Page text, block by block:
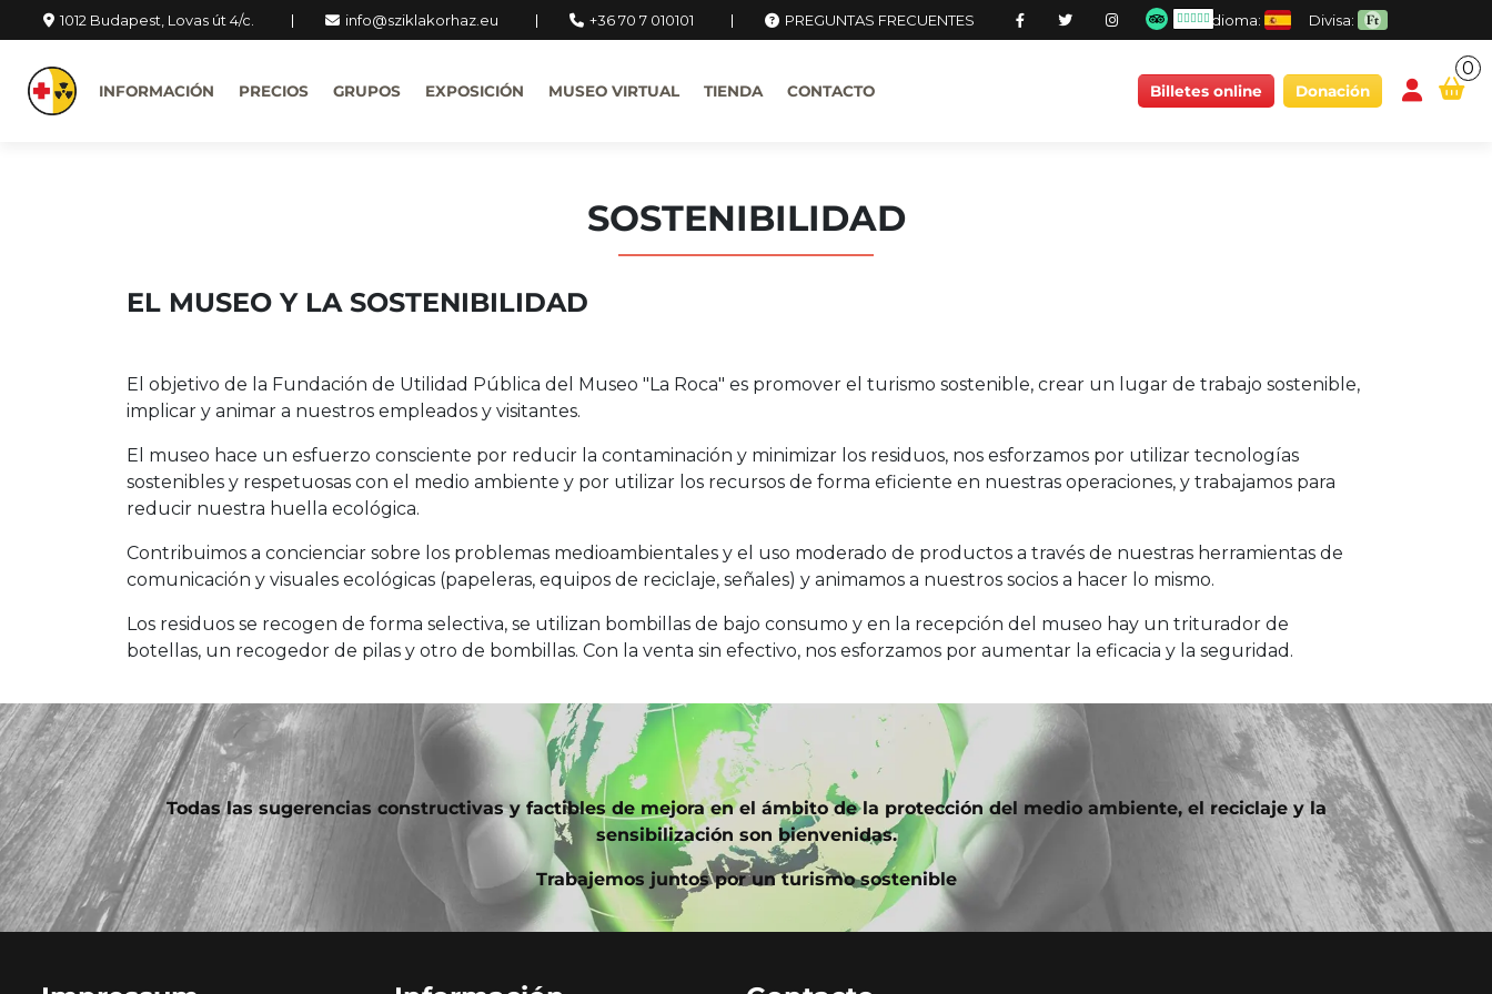
1012 Budapest, Lovas út 4/c. info@sziklakorhaz.eu +36 70 7 010101 PREGUNTAS FRECUENTES Idioma: Divisa:
INFORMACIÓN PRECIOS GRUPOS EXPOSICIÓN MUSEO VIRTUAL TIENDA CONTACTO Billetes online Donación
0
SOSTENIBILIDAD
EL MUSEO Y LA SOSTENIBILIDAD
El objetivo de la Fundación de Utilidad Pública del Museo "La Roca" es promover el turismo sostenible, crear un lugar de trabajo sostenible,
implicar y animar a nuestros empleados y visitantes.
El museo hace un esfuerzo consciente por reducir la contaminación y minimizar los residuos, nos esforzamos por utilizar tecnologías
sostenibles y respetuosas con el medio ambiente y por utilizar los recursos de forma eficiente en nuestras operaciones, y trabajamos para
reducir nuestra huella ecológica.
Contribuimos a concienciar sobre los problemas medioambientales y el uso moderado de productos a través de nuestras herramientas de
comunicación y visuales ecológicas (papeleras, equipos de reciclaje, señales) y animamos a nuestros socios a hacer lo mismo.
Los residuos se recogen de forma selectiva, se utilizan bombillas de bajo consumo y en la recepción del museo hay un triturador de
botellas, un recogedor de pilas y otro de bombillas. Con la venta sin efectivo, nos esforzamos por aumentar la eficacia y la seguridad.
Todas las sugerencias constructivas y factibles de mejora en el ámbito de la protección del medio ambiente, el reciclaje y la
sensibilización son bienvenidas.
Trabajemos juntos por un turismo sostenible